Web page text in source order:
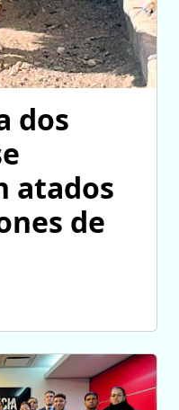
dos
atados
de